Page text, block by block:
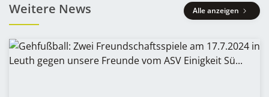
Weitere News Alle anzeigen